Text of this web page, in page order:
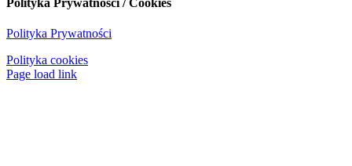
Polityka Prywatności
Polityka cookies
Page load link